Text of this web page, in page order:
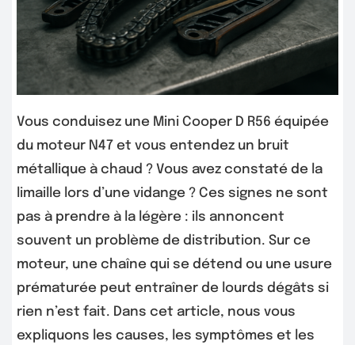
Vous conduisez une Mini Cooper D R56 équipée
du moteur N47 et vous entendez un bruit
métallique à chaud ? Vous avez constaté de la
limaille lors d’une vidange ? Ces signes ne sont
pas à prendre à la légère : ils annoncent
souvent un problème de distribution. Sur ce
moteur, une chaîne qui se détend ou une usure
prématurée peut entraîner de lourds dégâts si
rien n’est fait. Dans cet article, nous vous
expliquons les causes, les symptômes et les